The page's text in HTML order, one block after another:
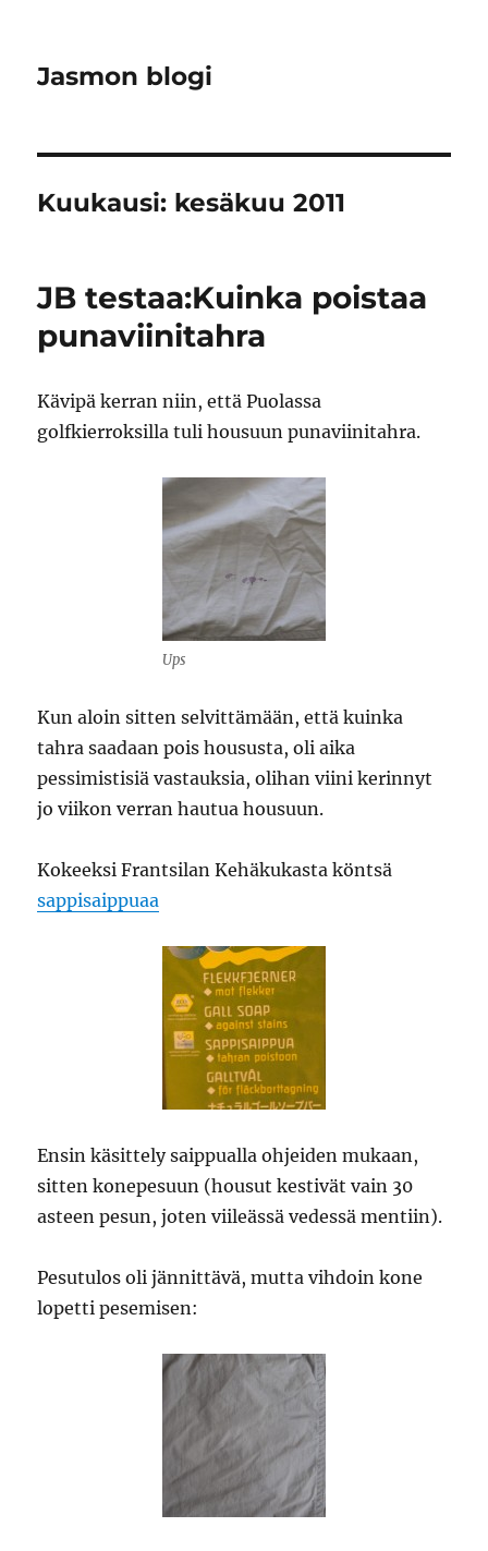
Jasmon blogi
Kuukausi: kesäkuu 2011
JB testaa:Kuinka poistaa
punaviinitahra
Kävipä kerran niin, että Puolassa
golfkierroksilla tuli housuun punaviinitahra.
Ups
Kun aloin sitten selvittämään, että kuinka
tahra saadaan pois housusta, oli aika
pessimistisiä vastauksia, olihan viini kerinnyt
jo viikon verran hautua housuun.
Kokeeksi Frantsilan Kehäkukasta köntsä
sappisaippuaa
Ensin käsittely saippualla ohjeiden mukaan,
sitten konepesuun (housut kestivät vain 30
asteen pesun, joten viileässä vedessä mentiin).
Pesutulos oli jännittävä, mutta vihdoin kone
lopetti pesemisen: